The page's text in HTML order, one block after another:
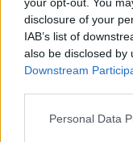
disclosure of your
IAB’s list of
also be disclosed by
Downstream
Personal Data
Naszej Pani
spodobało, bo
i warknęła do
bo wydawanie
terenie obozu
szalenie